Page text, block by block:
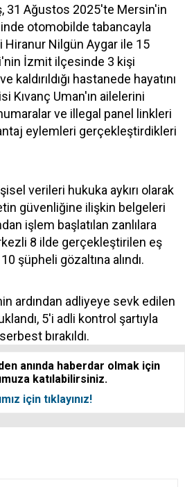
31 Ağustos 2025'te Mersin'in
otomobilde tabancayla
Hiranur Nilgün Aygar ile 15
İzmit ilçesinde 3 kişi
kaldırıldığı hastanede hayatını
Kıvanç Uman'ın ailelerini
ve illegal panel linkleri
eylemleri gerçekleştirdikleri
verileri hukuka aykırı olarak
güvenliğine ilişkin belgeleri
işlem başlatılan zanlılara
8 ilde gerçekleştirilen eş
şüpheli gözaltına alındı.
ardından adliyeye sevk edilen
5'i adli kontrol şartıyla
bırakıldı.
anında haberdar olmak için
katılabilirsiniz.
için tıklayınız!